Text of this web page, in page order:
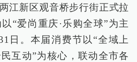
江新区观音桥步行街正式拉
“爱尚重庆·乐购全球”为主
日。本届消费节以“全域上
互动”为核心，联动全市各